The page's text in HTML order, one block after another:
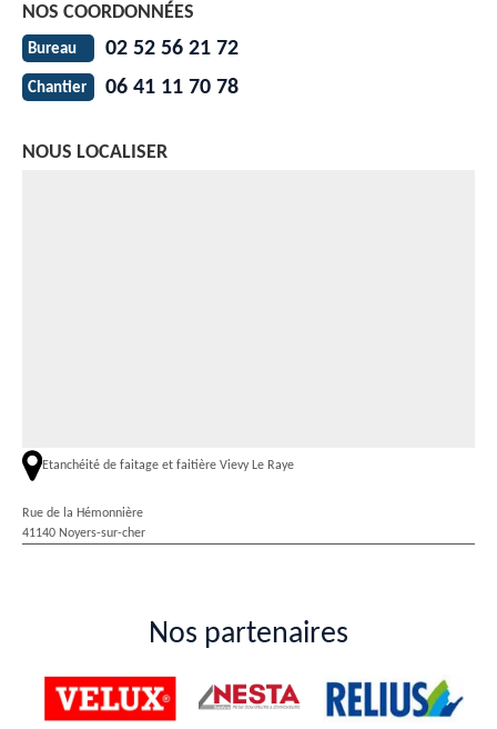
NOS COORDONNÉES
Bureau 02 52 56 21 72
Chantier 06 41 11 70 78
NOUS LOCALISER
Etanchéité de faitage et faitière Vievy Le Raye
Rue de la Hémonnière
41140 Noyers-sur-cher
Nos partenaires